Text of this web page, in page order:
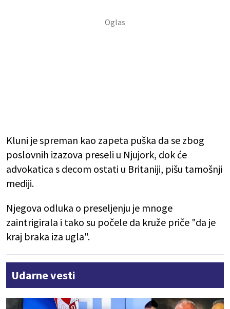
Kluni je spreman kao zapeta puška da se zbog
poslovnih izazova preseli u Njujork, dok će
advokatica s decom ostati u Britaniji, pišu tamošnji
mediji.
Njegova odluka o preseljenju je mnoge
zaintrigirala i tako su počele da kruže priče "da je
kraj braka iza ugla".
Udarne vesti